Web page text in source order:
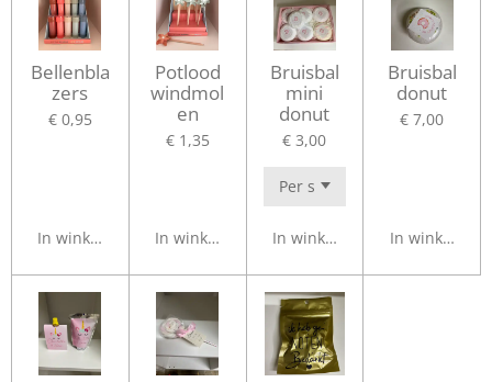
Bellenbla
zers
€ 0,95
In winkelwagen
Potlood
windmol
en
€ 1,35
In winkelwagen
Bruisbal
mini
donut
€ 3,00
In winkelwagen
Bruisbal
donut
€ 7,00
In